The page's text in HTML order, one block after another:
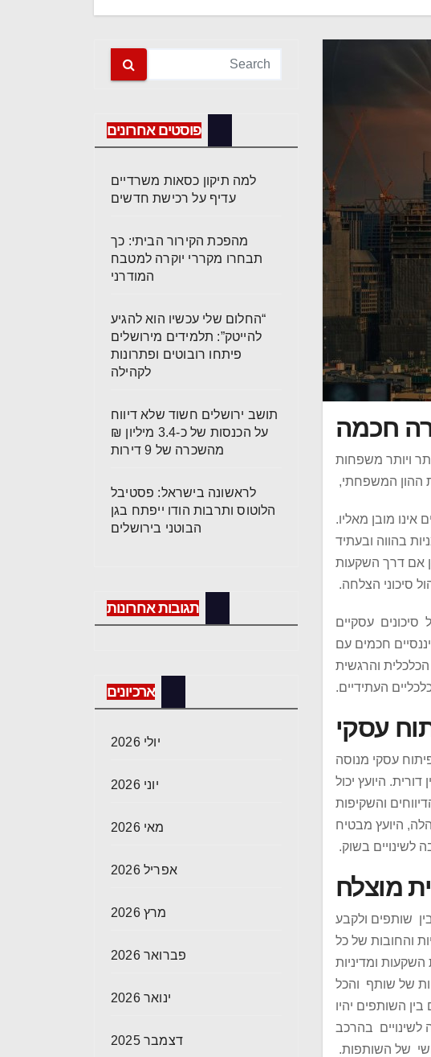
חכמה
ויותר משפחות
ההון המשפחתי,
מובן מאליו.
בהווה ובעתיד
אם דרך השקעות
סיכוני הצלחה.
סיכונים עסקיים
חכמים עם
והרגשית
העתידיים.
עסקי
עסקי מנוסה
היועץ יכול
והשקיפות
היועץ מבטיח
לשינויים בשוק.
מוצלח
שותפים ולקבע
והחובות של כל
ומדיניות
של שותף והכל
השותפים יהיו
בהרכב
של השותפות.
פוסטים אחרונים
למה תיקון כסאות משרדיים
עדיף על רכישת חדשים
מהפכת הקירור הביתי: כך
תבחרו מקררי יוקרה למטבח
המודרני
“החלום שלי עכשיו הוא להגיע
להייטק”: תלמידים מירושלים
פיתחו רובוטים ופתרונות
לקהילה
תושב ירושלים חשוד שלא דיווח
על הכנסות של כ-3.4 מיליון ₪
מהשכרה של 9 דירות
לראשונה בישראל: פסטיבל
הלוטוס ותרבות הודו ייפתח בגן
הבוטני בירושלים
תגובות אחרונות
ארכיונים
יולי 2026
יוני 2026
מאי 2026
אפריל 2026
מרץ 2026
פברואר 2026
ינואר 2026
דצמבר 2025